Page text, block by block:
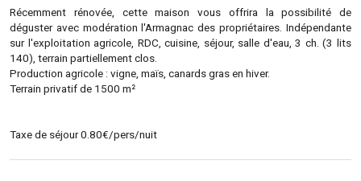
Récemment rénovée, cette maison vous offrira la possibilité de
déguster avec modération l'Armagnac des propriétaires. Indépendante
sur l'exploitation agricole, RDC, cuisine, séjour, salle d'eau, 3 ch. (3 lits
140), terrain partiellement clos.
Production agricole : vigne, maïs, canards gras en hiver.
Terrain privatif de 1500 m²
Taxe de séjour 0.80€/pers/nuit